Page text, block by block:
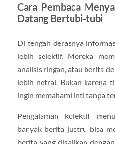
Cara Pembaca
Datang Bertubi-tubi
Di tengah derasnya
lebih selektif. Mereka
analisis ringan, atau berita
lebih netral. Bukan karena
ingin memahami inti tanpa
Pengalaman kolektif
banyak berita justru bisa
berita yang disajikan